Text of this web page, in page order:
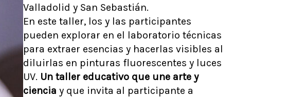
Valladolid y San Sebastián.
En este taller, los y las participantes
pueden explorar en el laboratorio técnicas
para extraer esencias y hacerlas visibles al
diluirlas en pinturas fluorescentes y luces
UV. Un taller educativo que une arte y
ciencia y que invita al participante a